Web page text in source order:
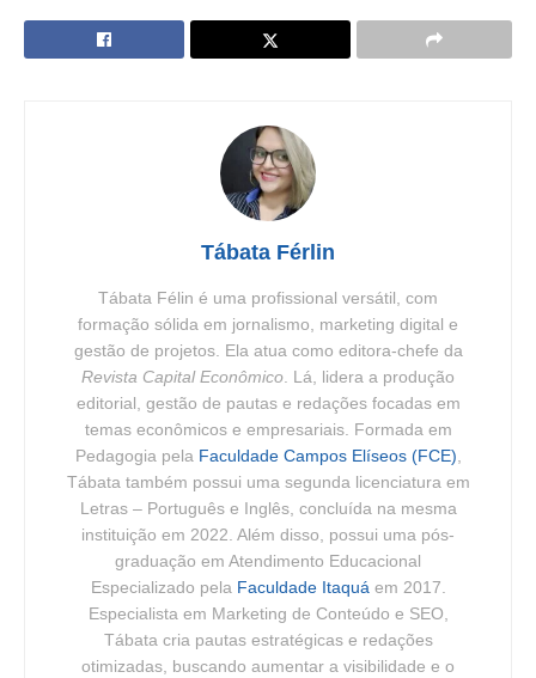
Tábata Férlin
Tábata Félin é uma profissional versátil, com
formação sólida em jornalismo, marketing digital e
gestão de projetos. Ela atua como editora-chefe da
Revista Capital Econômico. Lá, lidera a produção
editorial, gestão de pautas e redações focadas em
temas econômicos e empresariais. Formada em
Pedagogia pela Faculdade Campos Elíseos (FCE),
Tábata também possui uma segunda licenciatura em
Letras – Português e Inglês, concluída na mesma
instituição em 2022. Além disso, possui uma pós-
graduação em Atendimento Educacional
Especializado pela Faculdade Itaquáem 2017.
Especialista em Marketing de Conteúdo e SEO,
Tábata cria pautas estratégicas e redações
otimizadas, buscando aumentar a visibilidade e o